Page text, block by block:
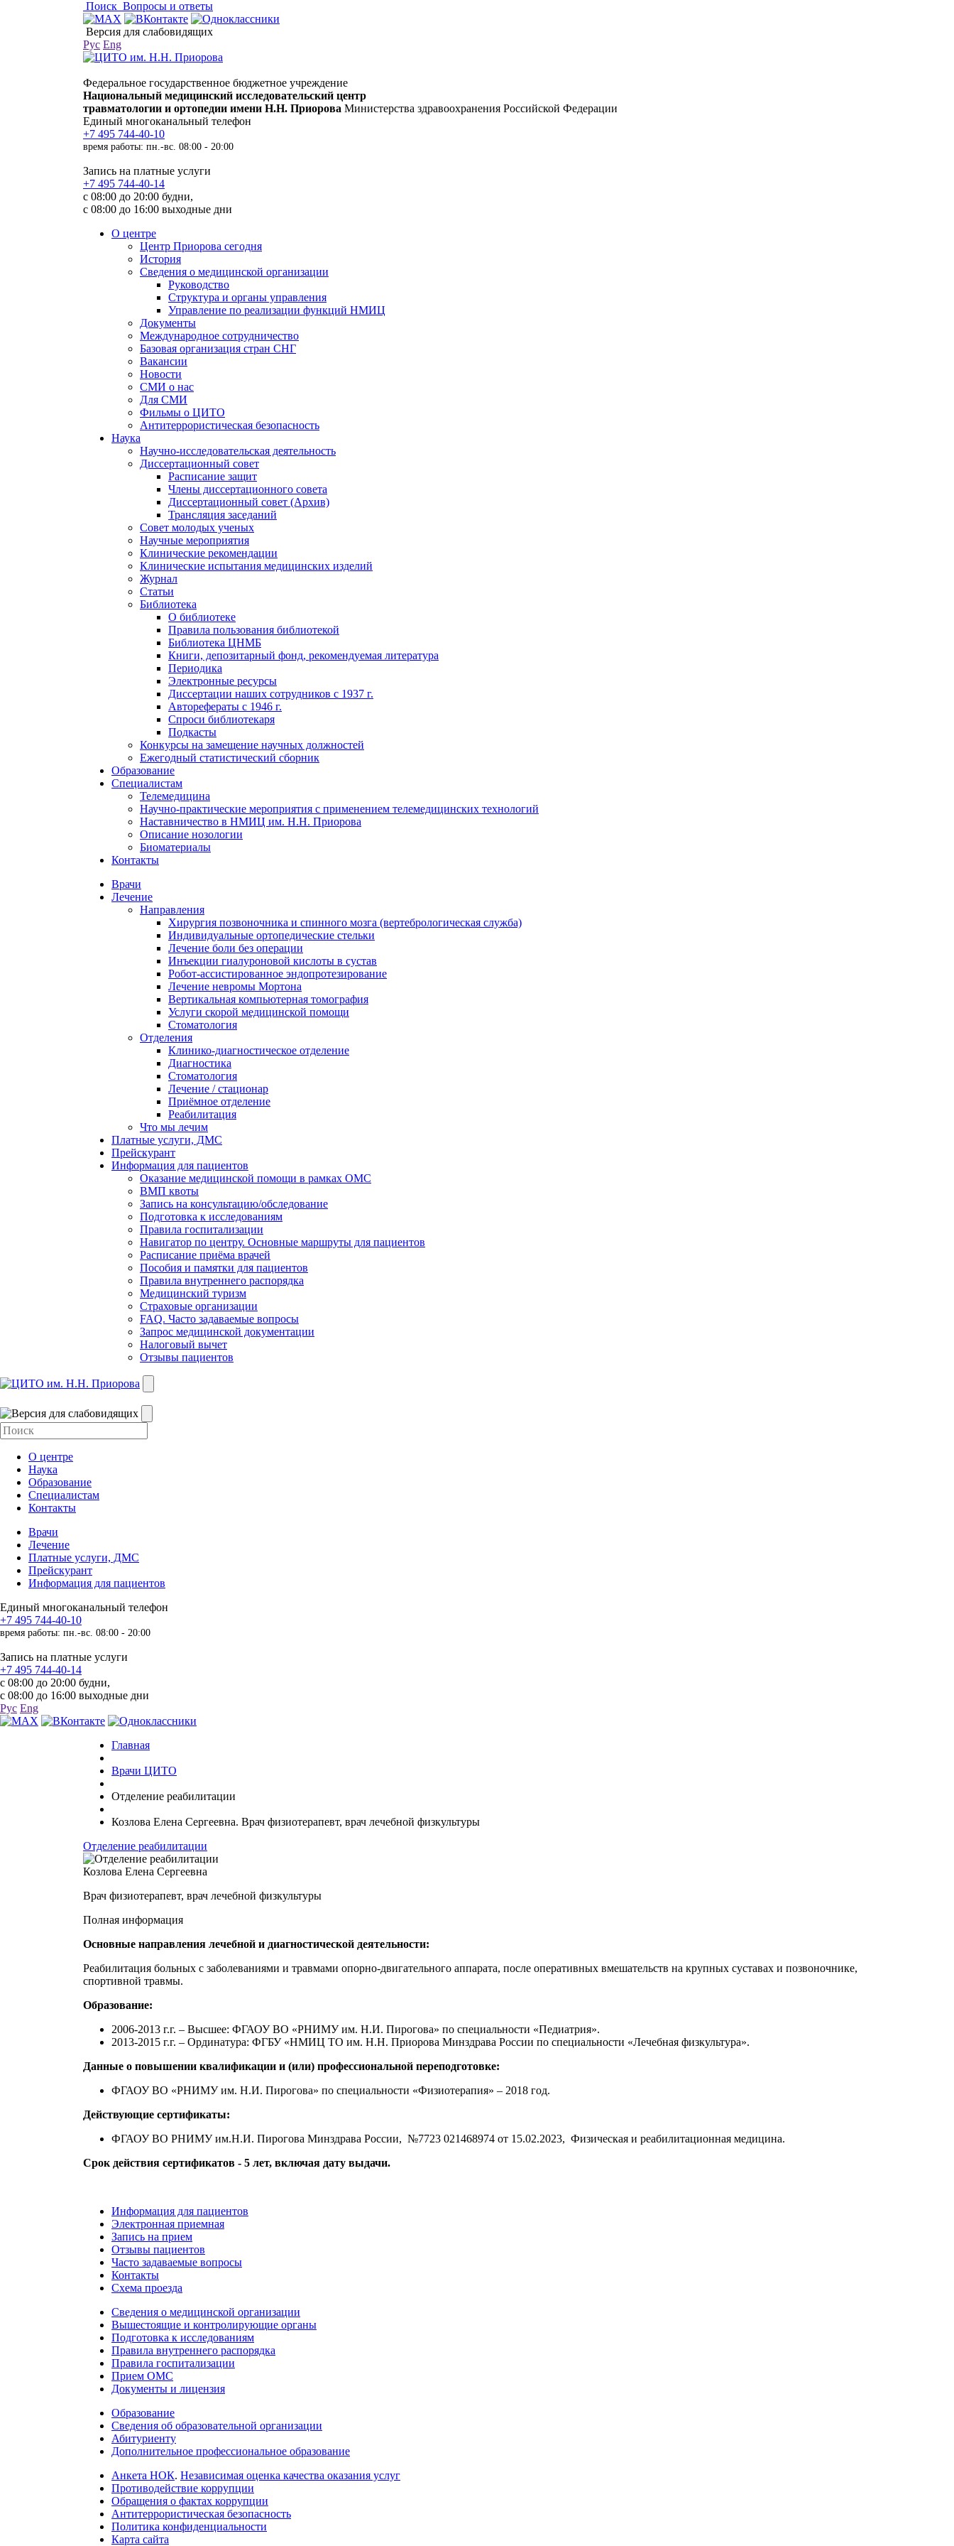
Поиск Вопросы и ответы
Версия для слабовидящих
Рус Eng
Федеральное государственное бюджетное учреждение
Национальный медицинский исследовательский центр
травматологии и ортопедии имени Н.Н. Приорова Министерства здравоохранения Российской Федерации
Единый многоканальный телефон
+7 495 744-40-10
время работы: пн.-вс. 08:00 - 20:00
Запись на платные услуги
+7 495 744-40-14
с 08:00 до 20:00 будни,
с 08:00 до 16:00 выходные дни
О центре
Центр Приорова сегодня
История
Сведения о медицинской организации
Руководство
Структура и органы управления
Управление по реализации функций НМИЦ
Документы
Международное сотрудничество
Базовая организация стран СНГ
Вакансии
Новости
СМИ о нас
Для СМИ
Фильмы о ЦИТО
Антитеррористическая безопасность
Наука
Научно-исследовательская деятельность
Диссертационный совет
Расписание защит
Члены диссертационного совета
Диссертационный совет (Архив)
Трансляция заседаний
Совет молодых ученых
Научные мероприятия
Клинические рекомендации
Клинические испытания медицинских изделий
Журнал
Статьи
Библиотека
О библиотеке
Правила пользования библиотекой
Библиотека ЦНМБ
Книги, депозитарный фонд, рекомендуемая литература
Периодика
Электронные ресурсы
Диссертации наших сотрудников с 1937 г.
Авторефераты с 1946 г.
Спроси библиотекаря
Подкасты
Конкурсы на замещение научных должностей
Ежегодный статистический сборник
Образование
Специалистам
Телемедицина
Научно-практические мероприятия с применением телемедицинских технологий
Наставничество в НМИЦ им. Н.Н. Приорова
Описание нозологии
Биоматериалы
Контакты
Врачи
Лечение
Направления
Хирургия позвоночника и спинного мозга (вертебрологическая служба)
Индивидуальные ортопедические стельки
Лечение боли без операции
Инъекции гиалуроновой кислоты в сустав
Робот-ассистированное эндопротезирование
Лечение невромы Мортона
Вертикальная компьютерная томография
Услуги скорой медицинской помощи
Стоматология
Отделения
Клинико-диагностическое отделение
Диагностика
Стоматология
Лечение / стационар
Приёмное отделение
Реабилитация
Что мы лечим
Платные услуги, ДМС
Прейскурант
Информация для пациентов
Оказание медицинской помощи в рамках ОМС
ВМП квоты
Запись на консультацию/обследование
Подготовка к исследованиям
Правила госпитализации
Навигатор по центру. Основные маршруты для пациентов
Расписание приёма врачей
Пособия и памятки для пациентов
Правила внутреннего распорядка
Медицинский туризм
Страховые организации
FAQ. Часто задаваемые вопросы
Запрос медицинской документации
Налоговый вычет
Отзывы пациентов
О центре
Наука
Образование
Специалистам
Контакты
Врачи
Лечение
Платные услуги, ДМС
Прейскурант
Информация для пациентов
Единый многоканальный телефон
+7 495 744-40-10
время работы: пн.-вс. 08:00 - 20:00
Запись на платные услуги
+7 495 744-40-14
с 08:00 до 20:00 будни,
с 08:00 до 16:00 выходные дни
Рус Eng
Главная
Врачи ЦИТО
Отделение реабилитации
Козлова Елена Сергеевна. Врач физиотерапевт, врач лечебной физкультуры
Отделение реабилитации
Козлова Елена Сергеевна
Врач физиотерапевт, врач лечебной физкультуры
Полная информация
Основные направления лечебной и диагностической деятельности:
Реабилитация больных с заболеваниями и травмами опорно-двигательного аппарата, после оперативных вмешательств на крупных суставах и позвоночнике,
спортивной травмы.
Образование:
2006-2013 г.г. – Высшее: ФГАОУ ВО «РНИМУ им. Н.И. Пирогова» по специальности «Педиатрия».
2013-2015 г.г. – Ординатура: ФГБУ «НМИЦ ТО им. Н.Н. Приорова Минздрава России по специальности «Лечебная физкультура».
Данные о повышении квалификации и (или) профессиональной переподготовке:
ФГАОУ ВО «РНИМУ им. Н.И. Пирогова» по специальности «Физиотерапия» – 2018 год.
Действующие сертификаты:
ФГАОУ ВО РНИМУ им.Н.И. Пирогова Минздрава России, №7723 021468974 от 15.02.2023, Физическая и реабилитационная медицина.
Срок действия сертификатов - 5 лет, включая дату выдачи.
Информация для пациентов
Электронная приемная
Запись на прием
Отзывы пациентов
Часто задаваемые вопросы
Контакты
Схема проезда
Сведения о медицинской организации
Вышестоящие и контролирующие органы
Подготовка к исследованиям
Правила внутреннего распорядка
Правила госпитализации
Прием ОМС
Документы и лицензия
Образование
Сведения об образовательной организации
Абитуриенту
Дополнительное профессиональное образование
Анкета НОК. Независимая оценка качества оказания услуг
Противодействие коррупции
Обращения о фактах коррупции
Антитеррористическая безопасность
Политика конфиденциальности
Карта сайта